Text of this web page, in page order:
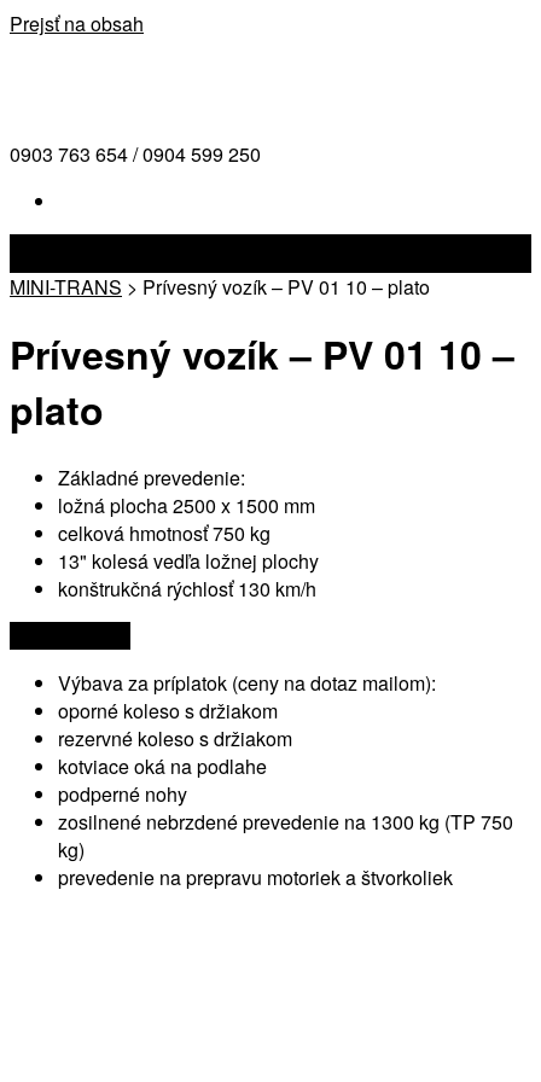
Prejsť na obsah
0903 763 654 / 0904 599 250
MINI-TRANS > Prívesný vozík – PV 01 10 – plato
Prívesný vozík – PV 01 10 –
plato
Základné prevedenie:
ložná plocha 2500 x 1500 mm
celková hmotnosť 750 kg
13" kolesá vedľa ložnej plochy
konštrukčná rýchlosť 130 km/h
Výbava za príplatok (ceny na dotaz mailom):
oporné koleso s držiakom
rezervné koleso s držiakom
kotviace oká na podlahe
podperné nohy
zosilnené nebrzdené prevedenie na 1300 kg (TP 750
kg)
prevedenie na prepravu motoriek a štvorkoliek